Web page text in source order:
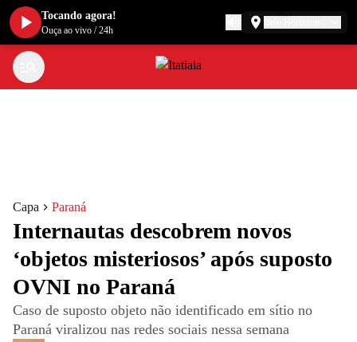
Capa Paraná
Internautas descobrem novos
‘objetos misteriosos’ após suposto
OVNI no Paraná
Caso de suposto objeto não identificado em sítio no
Paraná viralizou nas redes sociais nessa semana
Tocando agora!
Ouça ao vivo /24h